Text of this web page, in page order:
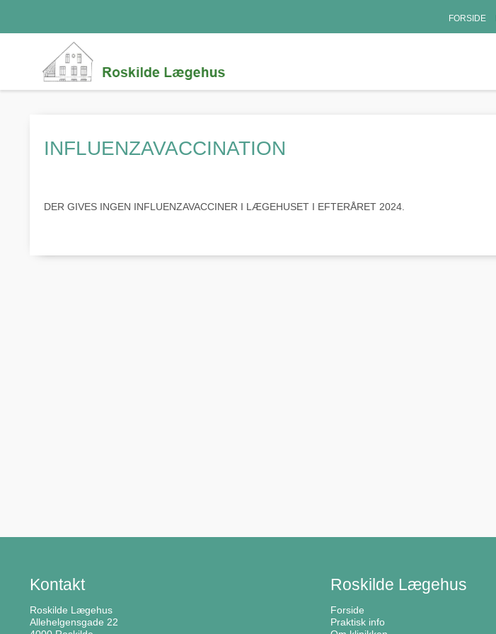
FORSIDE
INFLUENZAVACCINATION
DER GIVES INGEN INFLUENZAVACCINER I LÆGEHUSET I EFTERÅRET 2024.
Kontakt
Roskilde Lægehus
Allehelgensgade 22
Roskilde Lægehus
Forside
Praktisk info